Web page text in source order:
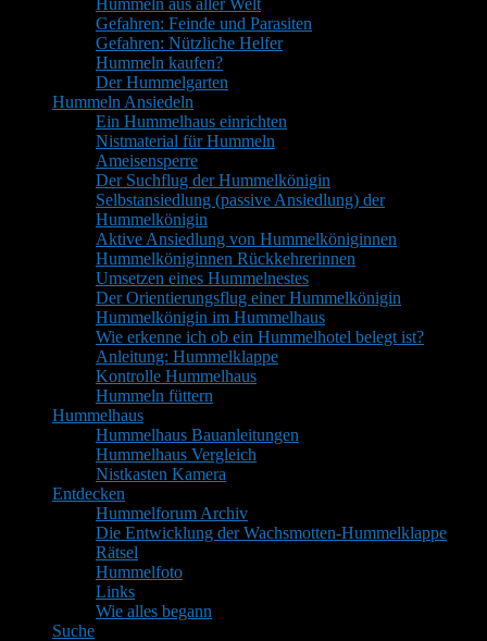
Hummeln aus aller Welt
Gefahren: Feinde und Parasiten
Gefahren: Nützliche Helfer
Hummeln kaufen?
Der Hummelgarten
Hummeln Ansiedeln
Ein Hummelhaus einrichten
Nistmaterial für Hummeln
Ameisensperre
Der Suchflug der Hummelkönigin
Selbstansiedlung (passive Ansiedlung) der
Hummelkönigin
Aktive Ansiedlung von Hummelköniginnen
Hummelköniginnen Rückkehrerinnen
Umsetzen eines Hummelnestes
Der Orientierungsflug einer Hummelkönigin
Hummelkönigin im Hummelhaus
Wie erkenne ich ob ein Hummelhotel belegt ist?
Anleitung: Hummelklappe
Kontrolle Hummelhaus
Hummeln füttern
Hummelhaus
Hummelhaus Bauanleitungen
Hummelhaus Vergleich
Nistkasten Kamera
Entdecken
Hummelforum Archiv
Die Entwicklung der Wachsmotten-Hummelklappe
Rätsel
Hummelfoto
Links
Wie alles begann
Suche